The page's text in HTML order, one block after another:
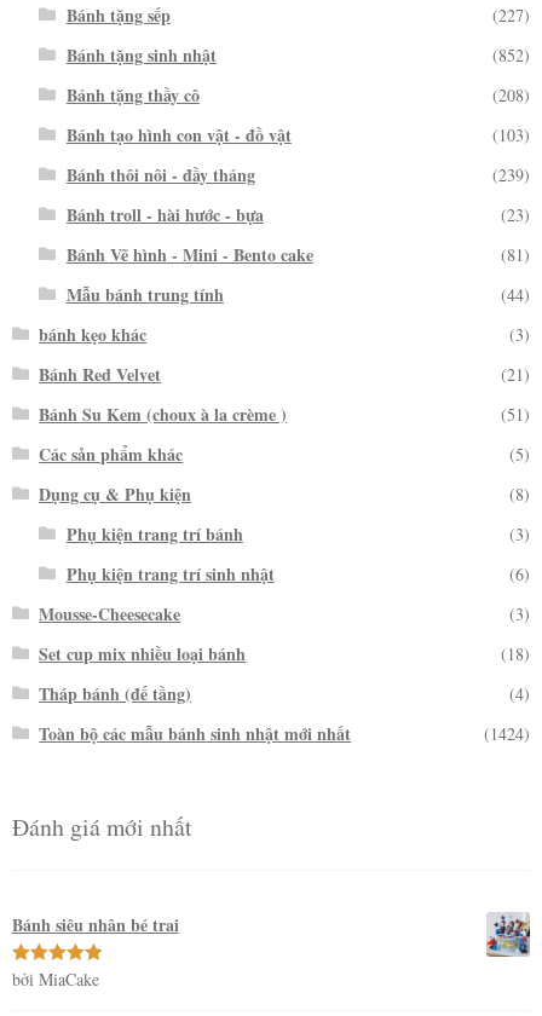
Bánh tặng sếp (227)
Bánh tặng sinh nhật (852)
Bánh tặng thầy cô (208)
Bánh tạo hình con vật - đồ vật (103)
Bánh thôi nôi - đầy tháng (239)
Bánh troll - hài hước - bựa (23)
Bánh Vẽ hình - Mini - Bento cake (81)
Mẫu bánh trung tính (44)
bánh kẹo khác (3)
Bánh Red Velvet (21)
Bánh Su Kem (choux à la crème ) (51)
Các sản phẩm khác (5)
Dụng cụ & Phụ kiện (8)
Phụ kiện trang trí bánh (3)
Phụ kiện trang trí sinh nhật (6)
Mousse-Cheesecake (3)
Set cup mix nhiều loại bánh (18)
Tháp bánh (đế tầng) (4)
Toàn bộ các mẫu bánh sinh nhật mới nhất (1424)
Đánh giá mới nhất
Bánh siêu nhân bé trai
Được xếp
bởi MiaCake